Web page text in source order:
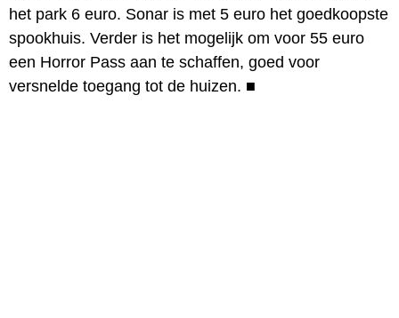
het park 6 euro. Sonar is met 5 euro het goedkoopste
spookhuis. Verder is het mogelijk om voor 55 euro
een Horror Pass aan te schaffen, goed voor
versnelde toegang tot de huizen. ■